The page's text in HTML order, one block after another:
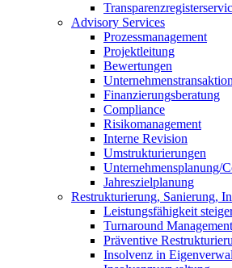
Advisory Services
Prozessmanagement
Projektleitung
Bewertungen
Finanzierungsberatung
Compliance
Risikomanagement
Interne Revision
Umstrukturierungen
Unternehmensplanung/
Jahreszielplanung
Restrukturierung, Sanierung,
Leistungsfähigkeit
Turnaround Management
Präventive
Insolvenz in